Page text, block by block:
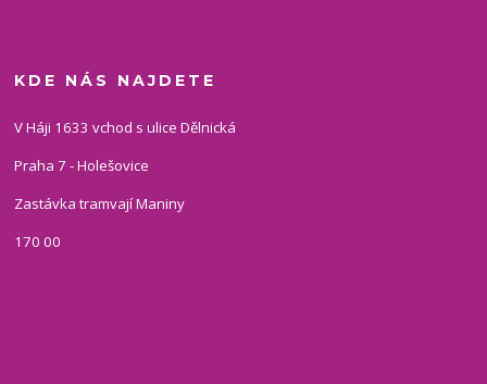
KDE NÁS NAJDETE
V Háji 1633 vchod s ulice Dělnická
Praha 7 - Holešovice
Zastávka tramvají Maniny
170 00